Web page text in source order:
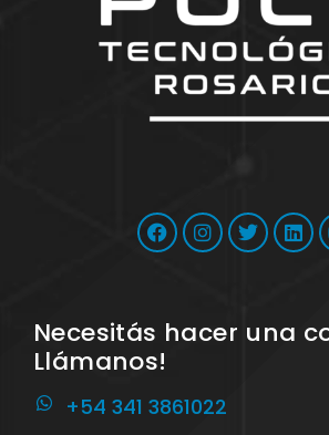
Necesitás hacer una
Llámanos!
+54 341 3861022